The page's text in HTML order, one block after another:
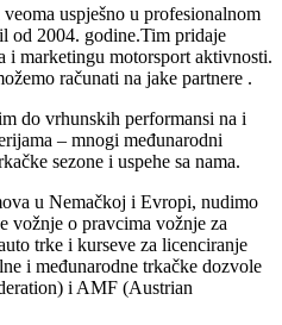
uspješno u profesionalnom
od 2004. godine.Tim pridaje
i marketingu motorsport aktivnosti.
računati na jake partnere .
do vrhunskih performansi na i
– mnogi međunarodni
sezone i uspehe sa nama.
u Nemačkoj i Evropi, nudimo
vožnje o pravcima vožnje za
trke i kurseve za licenciranje
i međunarodne trkačke dozvole
i AMF (Austrian